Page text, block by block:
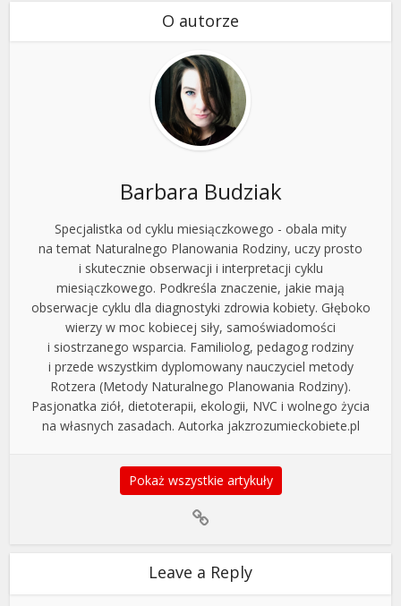
O autorze
Barbara Budziak
Specjalistka od cyklu miesiączkowego - obala mity
na temat Naturalnego Planowania Rodziny, uczy prosto
i skutecznie obserwacji i interpretacji cyklu
miesiączkowego. Podkreśla znaczenie, jakie mają
obserwacje cyklu dla diagnostyki zdrowia kobiety. Głęboko
wierzy w moc kobiecej siły, samoświadomości
i siostrzanego wsparcia. Familiolog, pedagog rodziny
i przede wszystkim dyplomowany nauczyciel metody
Rotzera (Metody Naturalnego Planowania Rodziny).
Pasjonatka ziół, dietoterapii, ekologii, NVC i wolnego życia
na własnych zasadach. Autorka jakzrozumieckobiete.pl
Pokaż wszystkie artykuły
Leave a Reply